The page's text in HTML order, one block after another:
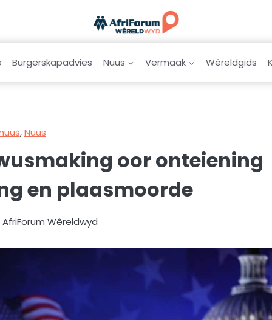
Burgerskapadvies Nuus Vermaak Wêreldgids
, Nuus
oor onteiening
en plaasmoorde
AfriForum Wêreldwyd